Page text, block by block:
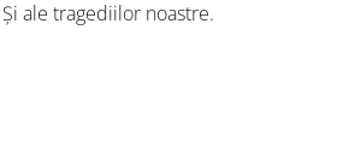
ale tragediilor noastre.